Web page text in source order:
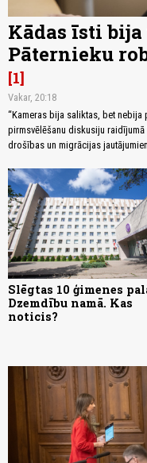
Kādas īsti
Pāternieku
1
Vakar, 20:18
“Kameras bija saliktas, bet
pirmsvēlēšanu diskusiju raidījumā
drošības un migrācijas
Slēgtas 10 ģimenes
Dzemdību namā. Kas
noticis?